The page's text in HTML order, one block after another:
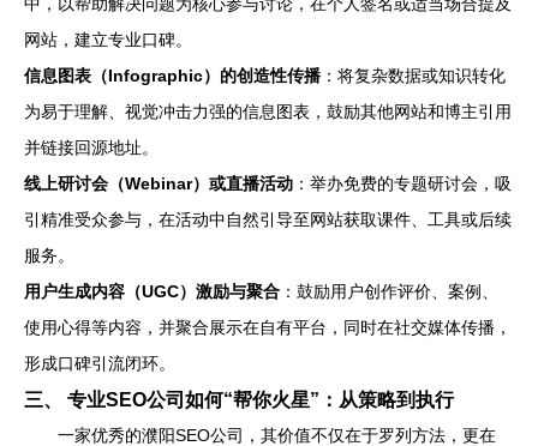
网站，建立专业口碑。
信息图表（Infographic）的创造性传播 ：将复杂数据或知识转化
为易于理解、视觉冲击力强的信息图表，鼓励其他网站和博主引用
并链接回源地址。
线上研讨会（Webinar）或直播活动 ：举办免费的专题研讨会，吸
引精准受众参与，在活动中自然引导至网站获取课件、工具或后续
服务。
用户生成内容（UGC）激励与聚合 ：鼓励用户创作评价、案例、
使用心得等内容，并聚合展示在自有平台，同时在社交媒体传播，
形成口碑引流闭环。
三、 专业SEO公司如何“帮你火星”：从策略到执行
一家优秀的濮阳SEO公司，其价值不仅在于罗列方法，更在